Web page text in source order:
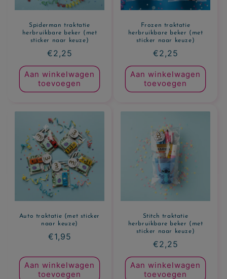
Spiderman traktatie
herbruikbare beker (met
sticker naar keuze)
Normale
prijs
€2,25
Aan winkelwagen
toevoegen
Frozen traktatie
herbruikbare beker (met
sticker naar keuze)
Normale
prijs
€2,25
Aan winkelwagen
toevoegen
Auto traktatie (met sticker
naar keuze)
Normale
€1,95
Aan winkelwagen
toevoegen
Stitch traktatie
herbruikbare beker (met
sticker naar keuze)
Normale
prijs
€2,25
Aan winkelwagen
toevoegen